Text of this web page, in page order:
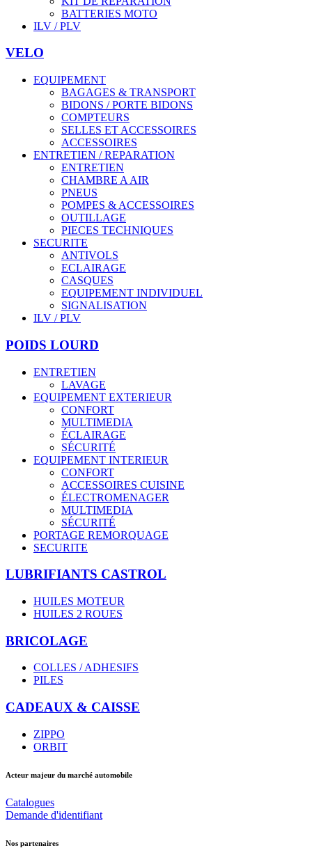
BATTERIES MOTO
ILV / PLV
VELO
EQUIPEMENT
BAGAGES & TRANSPORT
BIDONS / PORTE BIDONS
COMPTEURS
SELLES ET ACCESSOIRES
ACCESSOIRES
ENTRETIEN / REPARATION
ENTRETIEN
CHAMBRE A AIR
PNEUS
POMPES & ACCESSOIRES
OUTILLAGE
PIECES TECHNIQUES
SECURITE
ANTIVOLS
ECLAIRAGE
CASQUES
EQUIPEMENT INDIVIDUEL
SIGNALISATION
ILV / PLV
POIDS LOURD
ENTRETIEN
LAVAGE
EQUIPEMENT EXTERIEUR
CONFORT
MULTIMEDIA
ÉCLAIRAGE
SÉCURITÉ
EQUIPEMENT INTERIEUR
CONFORT
ACCESSOIRES CUISINE
ÉLECTROMENAGER
MULTIMEDIA
SÉCURITÉ
PORTAGE REMORQUAGE
SECURITE
LUBRIFIANTS CASTROL
HUILES MOTEUR
HUILES 2 ROUES
BRICOLAGE
COLLES / ADHESIFS
PILES
CADEAUX & CAISSE
ZIPPO
ORBIT
Acteur majeur du marché automobile
Catalogues
Demande d'identifiant
Nos partenaires